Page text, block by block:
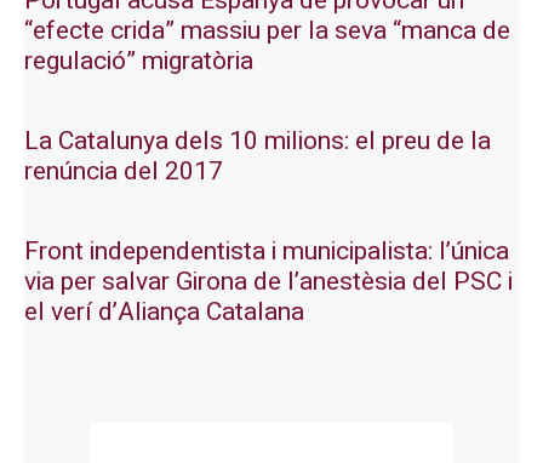
“efecte crida” massiu per la seva “manca de
regulació” migratòria
La Catalunya dels 10 milions: el preu de la
renúncia del 2017
Front independentista i municipalista: l’única
via per salvar Girona de l’anestèsia del PSC i
el verí d’Aliança Catalana